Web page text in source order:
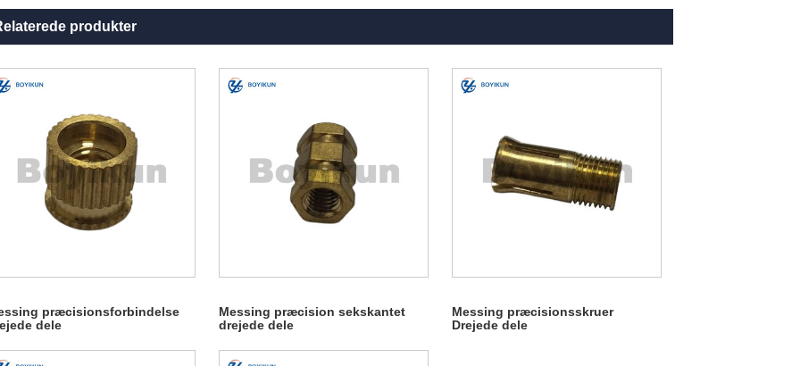
produkter
præcisionsforbindelse
dele
Messing præcision sekskantet
drejede dele
Messing præcisionsskruer
Drejede dele